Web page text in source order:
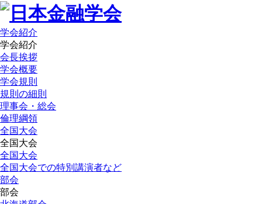
学会紹介
学会紹介
会長挨拶
学会概要
学会規則
規則の細則
理事会・総会
倫理綱領
全国大会
全国大会
全国大会
全国大会での特別講演者など
部会
部会